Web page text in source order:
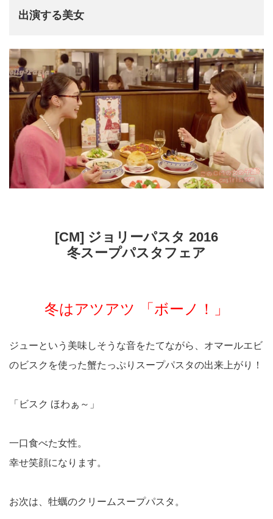
出演する美女
[CM] ジョリーパスタ 2016
冬スープパスタフェア
冬はアツアツ 「ボーノ！」
ジューという美味しそうな音をたてながら、オマールエビ
のビスクを使った蟹たっぷりスープパスタの出来上がり！
「ビスク ほわぁ～」
一口食べた女性。
幸せ笑顔になります。
お次は、牡蠣のクリームスープパスタ。